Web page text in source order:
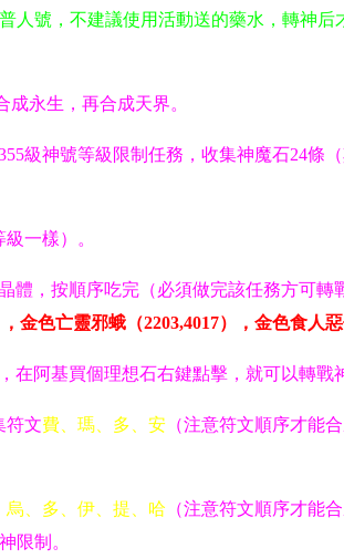
普人號，不建議使用活動送的藥水，轉神后
永生，再合成天界。
級神號等級限制任務，收集神魔石24條
一樣）。
體，按順序吃完（必須做完該任務方可轉
金色亡靈邪蛾（2203,4017），金色食人惡
在阿基買個理想石右鍵點擊，就可以轉戰
符文費、瑪、多、安 （注意符文順序才能
烏、多、伊、提、哈 （注意符文順序才能
限制。